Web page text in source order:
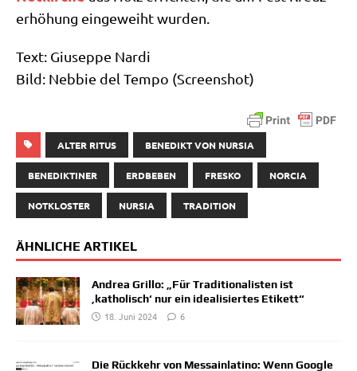
erhö­hung ein­ge­weiht wurden.
Text: Giu­sep­pe Nardi
Bild: Neb­bie del Tem­po (Screen­shot)
ALTER RITUS BENEDIKT VON NURSIA
BENEDIKTINER ERDBEBEN FRESKO NORCIA
NOTKLOSTER NURSIA TRADITION
ÄHNLICHE ARTIKEL
Andrea Grillo: „Für Traditionalisten ist
‚katholisch‘ nur ein idealisiertes Etikett“
18. Juni 2024
6
Die Rückkehr von Messainlatino: Wenn Google